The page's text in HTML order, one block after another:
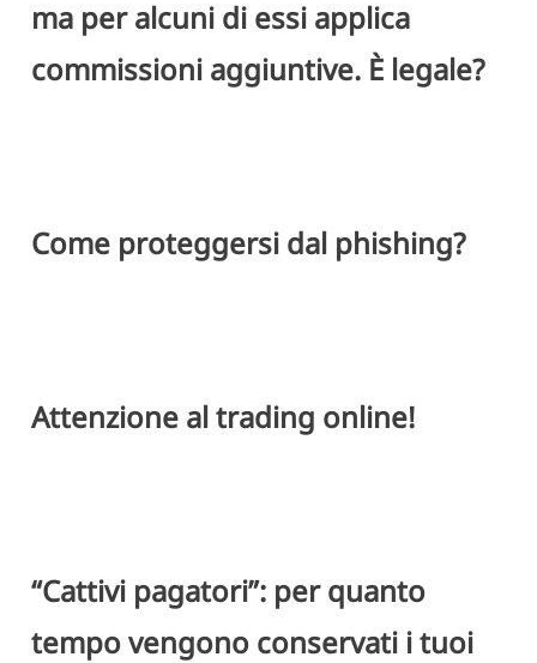
ma per alcuni di essi applica
commissioni aggiuntive. È legale?
Come proteggersi dal phishing?
Attenzione al trading online!
“Cattivi pagatori”: per quanto
tempo vengono conservati i tuoi